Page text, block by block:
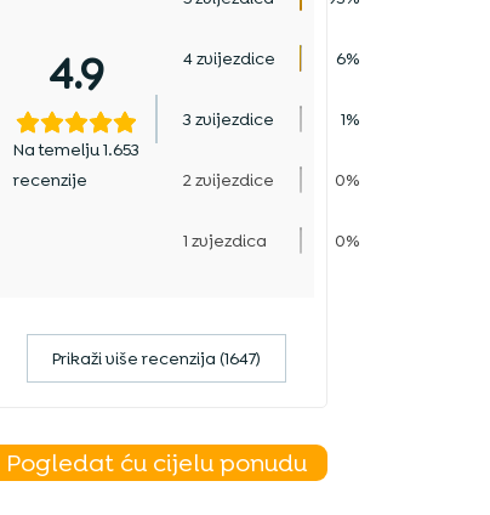
4.9
Na temelju 1.653
recenzije
4 zvijezdice 6%
3 zvijezdice 1%
2 zvijezdice 0%
1 zvjezdica 0%
Prikaži više recenzija (1647)
Pogledat ću cijelu ponudu